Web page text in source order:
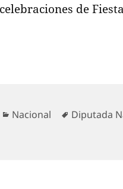
de
Categorías
Nacional Etiquetas
Diputada